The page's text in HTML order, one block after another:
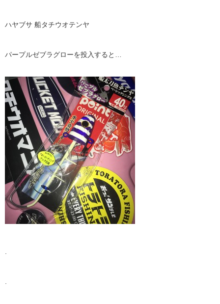
ハヤブサ 船タチウオテンヤ
パープルゼブラグローを投入すると…
.
.